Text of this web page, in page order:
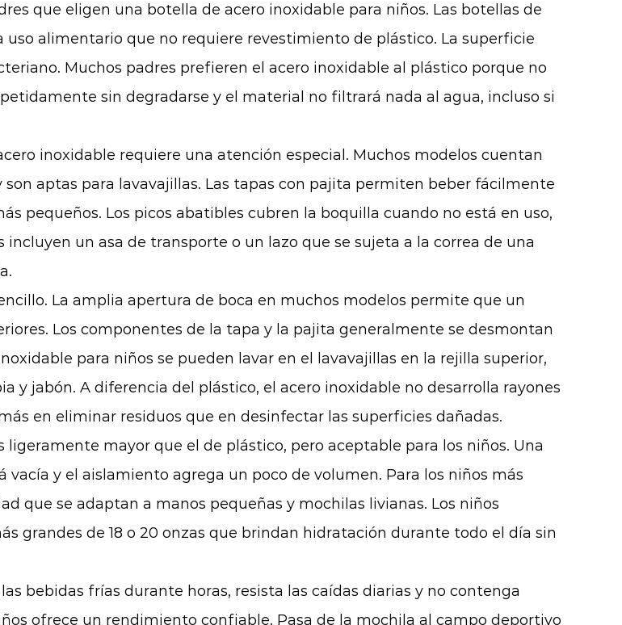
que eligen una botella de acero inoxidable para niños. Las botellas de
alimentario que no requiere revestimiento de plástico. La superficie
Muchos padres prefieren el acero inoxidable al plástico porque no
sin degradarse y el material no filtrará nada al agua, incluso si
inoxidable requiere una atención especial. Muchos modelos cuentan
aptas para lavavajillas. Las tapas con pajita permiten beber fácilmente
pequeños. Los picos abatibles cubren la boquilla cuando no está en uso,
un asa de transporte o un lazo que se sujeta a la correa de una
La amplia apertura de boca en muchos modelos permite que un
Los componentes de la tapa y la pajita generalmente se desmontan
para niños se pueden lavar en el lavavajillas en la rejilla superior,
y jabón. A diferencia del plástico, el acero inoxidable no desarrolla rayones
en eliminar residuos que en desinfectar las superficies dañadas.
mayor que el de plástico, pero aceptable para los niños. Una
vacía y el aislamiento agrega un poco de volumen. Para los niños más
que se adaptan a manos pequeñas y mochilas livianas. Los niños
grandes de 18 o 20 onzas que brindan hidratación durante todo el día sin
bebidas frías durante horas, resista las caídas diarias y no contenga
ofrece un rendimiento confiable. Pasa de la mochila al campo deportivo